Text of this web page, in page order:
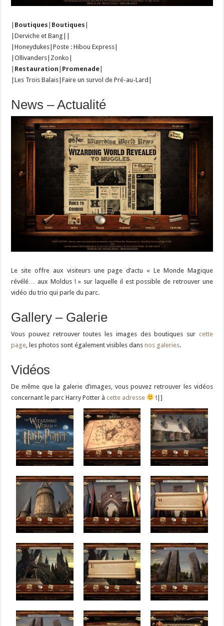
Boutiques Boutiques
|Derviche et Bang||
|Honeydukes|Poste : Hibou Express|
|Ollivanders|Zonko|
Restauration Promenade
|Les Trois Balais|Faire un survol de Pré-au-Lard|
News – Actualité
Le site offre aux visiteurs une page d’actu « Le Monde Magique
révélé… aux Moldus ! » sur laquelle il est possible de retrouver une
vidéo du trio qui parle du parc.
Gallery – Galerie
Vous pouvez retrouver toutes les images des boutiques sur cette
page, les photos sont également visibles dansnos galeries.
Vidéos
De même que la galerie d’images, vous pouvez retrouver les vidéos
concernant le parc Harry Potter àcette adresse !|]